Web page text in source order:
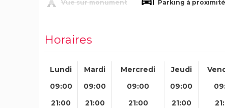
Vue sur monument Parking à proximité
Horaires
Lundi Mardi Mercredi Jeudi
09:00
09:00 09:00 09:00
21:00
21:00 21:00 21:00